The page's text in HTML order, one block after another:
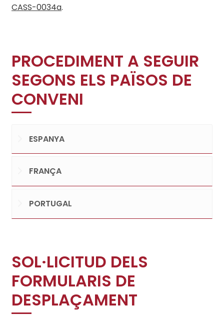
CASS-0034a.
PROCEDIMENT A SEGUIR
SEGONS ELS PAÏSOS DE
CONVENI
ESPANYA
FRANÇA
PORTUGAL
SOL·LICITUD DELS
FORMULARIS DE
DESPLAÇAMENT